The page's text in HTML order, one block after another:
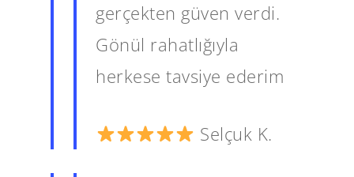
gerçekten güven verdi.
Gönül rahatlığıyla
herkese tavsiye ederim
Selçuk K.